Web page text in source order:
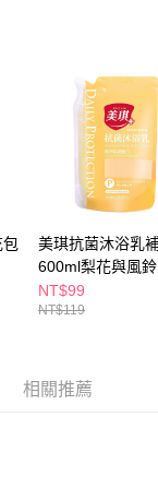
示為準，若有關於
「AFTEE先享後付
後付」服務完成之交
相關給付款項請求債
本公司不負相關責
戶狀況，依本公司即
公司將視審查結果
美琪抗菌沐浴乳
600ml梨花與風鈴
NT$99
NT$119
相關推薦